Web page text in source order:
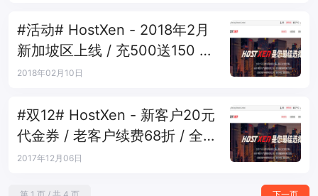
#活动# HostXen - 2018年2月
新加坡区上线 / 充500送150 充
1000送300+新年红包
2018年02月10日
#双12# HostXen - 新客户20元
代金券 / 老客户续费68折 / 全
体客户充600送150元
2017年12月06日